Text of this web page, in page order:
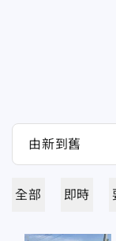
全部 即時